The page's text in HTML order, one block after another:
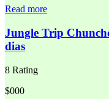
Read more
Jungle Trip
dias
8 Rating
$000